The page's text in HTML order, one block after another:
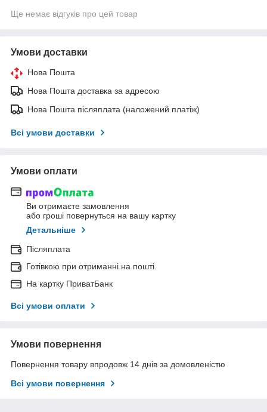
Ще немає відгуків про цей товар
Умови доставки
Нова Пошта
Нова Пошта доставка за адресою
Нова Пошта післяплата (наложений платіж)
Всі умови доставки
Умови оплати
Ви отримаєте замовлення
або гроші повернуться на вашу картку
Детальніше
Післяплата
Готівкою при отриманні на пошті.
На картку ПриватБанк
Всі умови оплати
Умови повернення
Повернення товару впродовж 14 днів за домовленістю
Всі умови повернення